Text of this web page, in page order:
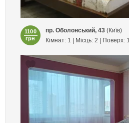
1100
грн
пр. Оболонський, 43(Київ)
Кімнат: 1 | Місць: 2 | Поверх: 1